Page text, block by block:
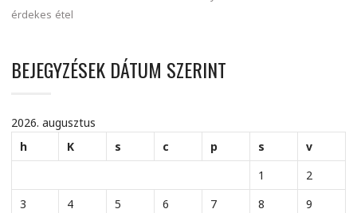
érdekes étel
BEJEGYZÉSEK DÁTUM SZERINT
2026. augusztus
h
K s c p s
v
1
2
3
4 5 6 7 8
9